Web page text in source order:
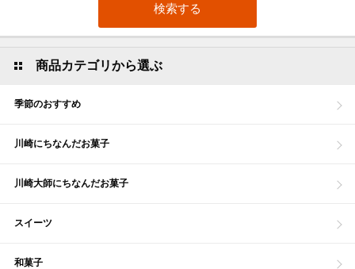
商品カテゴリから選ぶ
季節のおすすめ
川崎にちなんだお菓子
川崎大師にちなんだお菓子
スイーツ
和菓子